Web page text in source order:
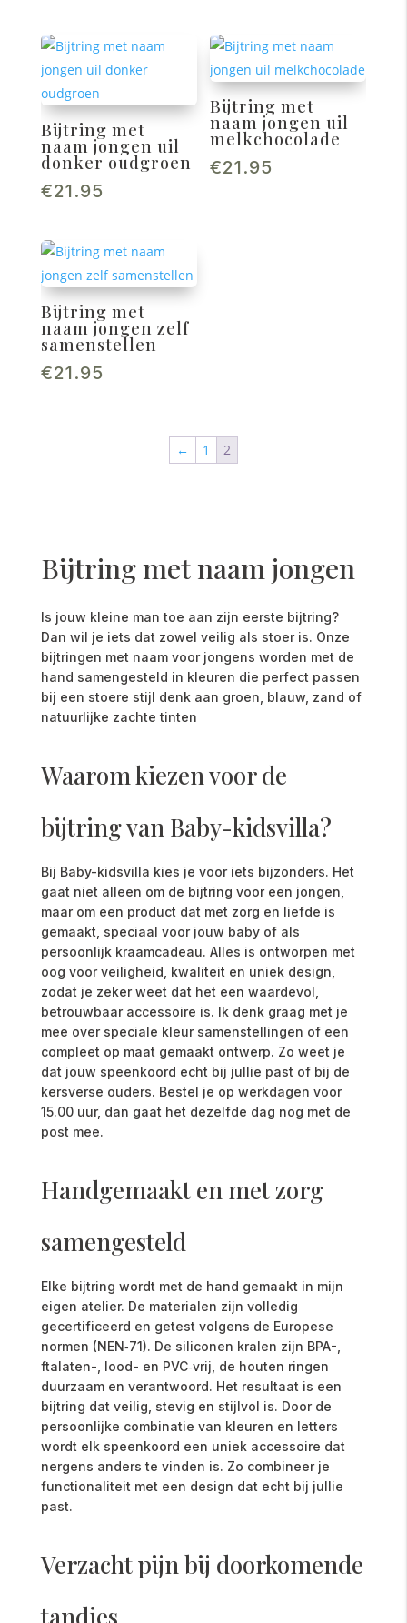
Bijtring met
naam jongen uil
donker oudgroen
€21.95
Bijtring met
naam jongen uil
melkchocolade
€21.95
Bijtring met
naam jongen zelf
samenstellen
€21.95
← 1 2
Bijtring met naam jongen
Is jouw kleine man toe aan zijn eerste bijtring?
Dan wil je iets dat zowel veilig als stoer is. Onze
bijtringen met naam voor jongens worden met de
hand samengesteld in kleuren die perfect passen
bij een stoere stijl denk aan groen, blauw, zand of
natuurlijke zachte tinten
Waarom kiezen voor de
bijtring van Baby-kidsvilla?
Bij Baby-kidsvilla kies je voor iets bijzonders. Het
gaat niet alleen om de bijtring voor een jongen,
maar om een product dat met zorg en liefde is
gemaakt, speciaal voor jouw baby of als
persoonlijk kraamcadeau. Alles is ontworpen met
oog voor veiligheid, kwaliteit en uniek design,
zodat je zeker weet dat het een waardevol,
betrouwbaar accessoire is. Ik denk graag met je
mee over speciale kleur samenstellingen of een
compleet op maat gemaakt ontwerp. Zo weet je
dat jouw speenkoord echt bij jullie past of bij de
kersverse ouders. Bestel je op werkdagen voor
15.00 uur, dan gaat het dezelfde dag nog met de
post mee.
Handgemaakt en met zorg
samengesteld
Elke bijtring wordt met de hand gemaakt in mijn
eigen atelier. De materialen zijn volledig
gecertificeerd en getest volgens de Europese
normen (NEN‑71). De siliconen kralen zijn BPA-,
ftalaten-, lood- en PVC‑vrij, de houten ringen
duurzaam en verantwoord. Het resultaat is een
bijtring dat veilig, stevig en stijlvol is. Door de
persoonlijke combinatie van kleuren en letters
wordt elk speenkoord een uniek accessoire dat
nergens anders te vinden is. Zo combineer je
functionaliteit met een design dat echt bij jullie
past.
Verzacht pijn bij doorkomende
tandjes